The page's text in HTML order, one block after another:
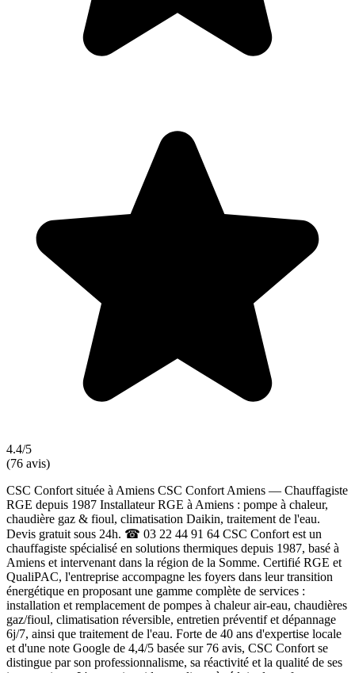
4.4/5
(76 avis)
CSC Confort située à Amiens CSC Confort Amiens — Chauffagiste
RGE depuis 1987 Installateur RGE à Amiens : pompe à chaleur,
chaudière gaz & fioul, climatisation Daikin, traitement de l'eau.
Devis gratuit sous 24h. ☎ 03 22 44 91 64 CSC Confort est un
chauffagiste spécialisé en solutions thermiques depuis 1987, basé à
Amiens et intervenant dans la région de la Somme. Certifié RGE et
QualiPAC, l'entreprise accompagne les foyers dans leur transition
énergétique en proposant une gamme complète de services :
installation et remplacement de pompes à chaleur air-eau, chaudières
gaz/fioul, climatisation réversible, entretien préventif et dépannage
6j/7, ainsi que traitement de l'eau. Forte de 40 ans d'expertise locale
et d'une note Google de 4,4/5 basée sur 76 avis, CSC Confort se
distingue par son professionnalisme, sa réactivité et la qualité de ses